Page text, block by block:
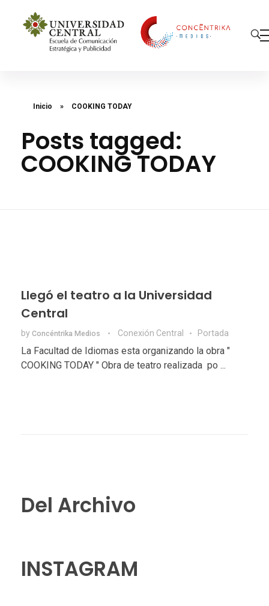
Inicio » COOKING TODAY
Posts tagged:
COOKING TODAY
Llegó el teatro a la Universidad
Central
by Concéntrika Medios Conexión Central Portada
La Facultad de Idiomas esta organizando la obra "
COOKING TODAY " Obra de teatro realizada po ...
Del Archivo
INSTAGRAM